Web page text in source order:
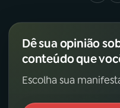
Dê sua opinião
conteúdo que
Escolha sua